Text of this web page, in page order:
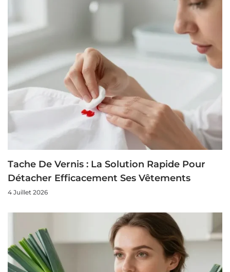
Tache De Vernis : La Solution Rapide Pour
Détacher Efficacement Ses Vêtements
4 Juillet 2026